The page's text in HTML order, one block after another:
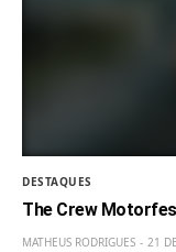
DESTAQUES
The Crew
MATHEUS RODRIGUES 21